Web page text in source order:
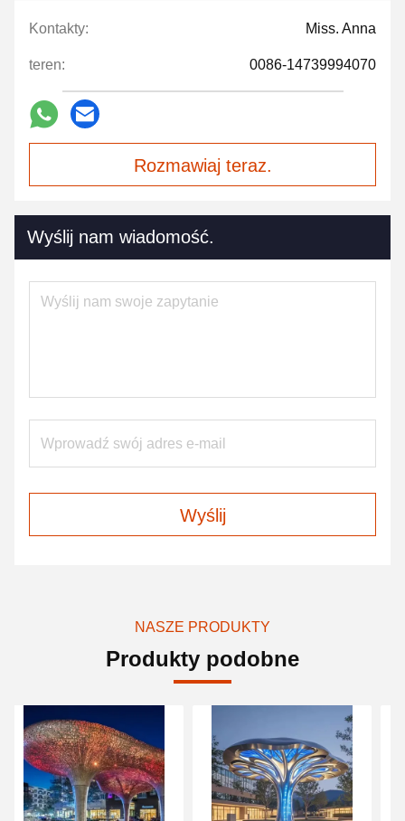
Kontakty: Miss. Anna
teren: 0086-14739994070
Rozmawiaj teraz.
Wyślij nam wiadomość.
Wyślij
NASZE PRODUKTY
Produkty podobne